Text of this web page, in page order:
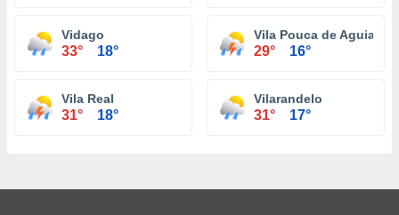
Vidago
33° 18°
Vila Pouca de Aguiar
29° 16°
Vila Real
31° 18°
Vilarandelo
31° 17°